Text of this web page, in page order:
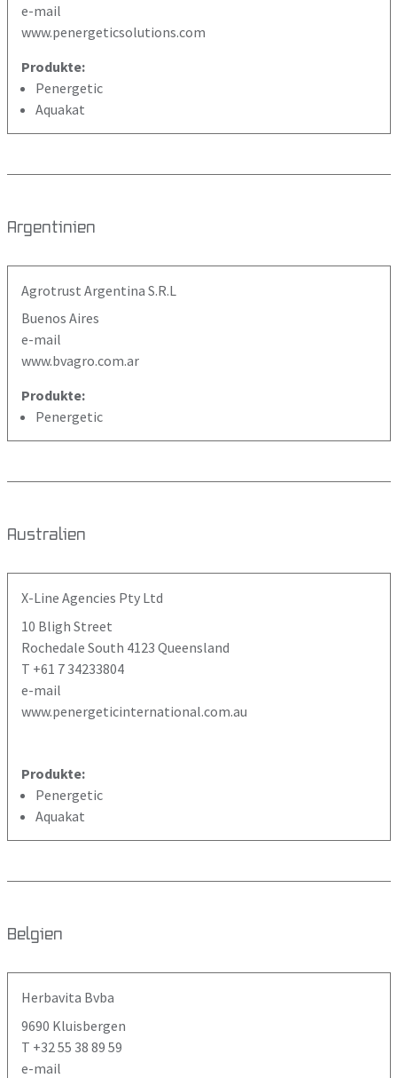
e-mail
www.penergeticsolutions.com
Produkte:
Penergetic
Aquakat
Argentinien
Agrotrust Argentina S.R.L
Buenos Aires
e-mail
www.bvagro.com.ar
Produkte:
Penergetic
Australien
X-Line Agencies Pty Ltd
10 Bligh Street
Rochedale South 4123 Queensland
T +61 7 34233804
e-mail
www.penergeticinternational.com.au
Produkte:
Penergetic
Aquakat
Belgien
Herbavita Bvba
9690 Kluisbergen
T +32 55 38 89 59
e-mail